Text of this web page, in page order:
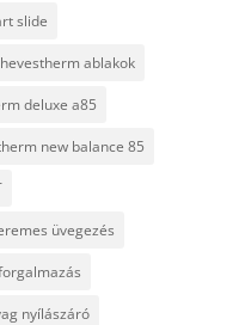
slide
hevestherm ablakok
deluxe a85
new balance 85
üvegezés
nyílászáró